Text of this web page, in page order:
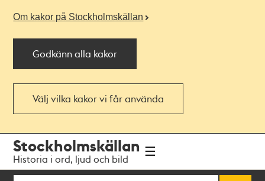
Om kakor på Stockholmskällan
Godkänn alla kakor
Välj vilka kakor vi får använda
navigationen
huvudinnehållet
Stockholmskällan
Historia i ord, ljud och bild
Sök